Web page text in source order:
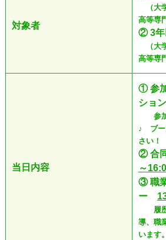
対象者
（大
高等専
② 3年
（大
高等専
当日内容
① 参
ショ
参加
♪ ブー
さい！
② 合
～
③ 職
ー
履歴
導、職
います。